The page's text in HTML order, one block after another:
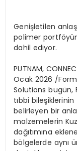
Genişletilen
polimerportfö
dahil ediyor.
PUTNAM,
Ocak 2026 /
Solutions bugün,
tıbbi
belirleyen bir
malzemelerin
dağıtımına
bölgelerde aynı